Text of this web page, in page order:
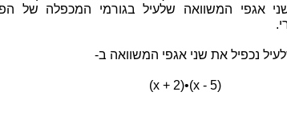
אגפי המשוואה שלעיל בגורמי המכפלה של
נכפיל את שני אגפי המשוואה ב-
(x + 2)•(x - 5)